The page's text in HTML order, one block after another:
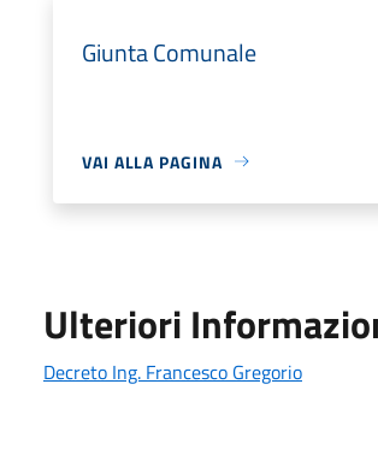
Giunta Comunale
VAI ALLA PAGINA
Ulteriori
Decreto Ing. Francesco Gregorio